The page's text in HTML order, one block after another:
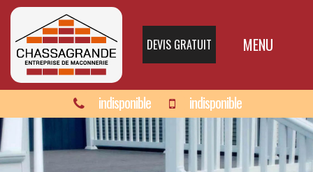
DEVIS GRATUIT MENU
indisponible indisponible